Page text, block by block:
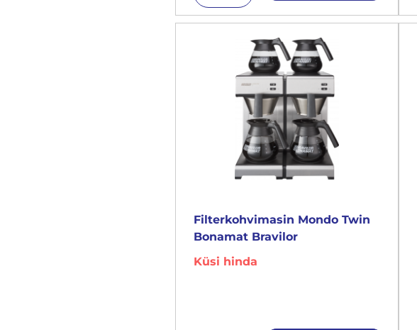
Filterkohvimasin Mondo Twin
Bonamat Bravilor
Küsi hinda